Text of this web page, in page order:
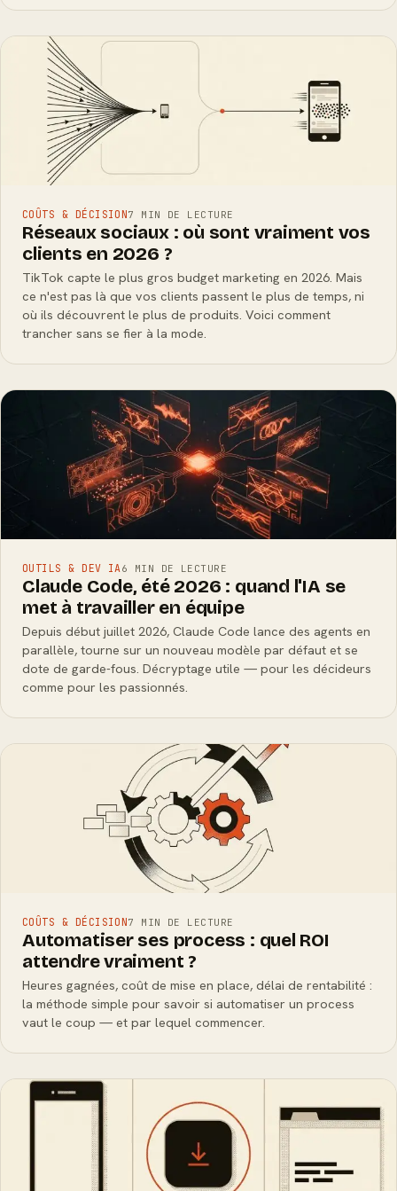
COÛTS & DÉCISION7 MIN DE LECTURE
Réseaux sociaux : où sont vraiment vos
clients en 2026 ?
TikTok capte le plus gros budget marketing en 2026. Mais
ce n'est pas là que vos clients passent le plus de temps, ni
où ils découvrent le plus de produits. Voici comment
trancher sans se fier à la mode.
OUTILS & DEV IA6 MIN DE LECTURE
Claude Code, été 2026 : quand l'IA se
met à travailler en équipe
Depuis début juillet 2026, Claude Code lance des agents en
parallèle, tourne sur un nouveau modèle par défaut et se
dote de garde-fous. Décryptage utile — pour les décideurs
comme pour les passionnés.
COÛTS & DÉCISION7 MIN DE LECTURE
Automatiser ses process : quel ROI
attendre vraiment ?
Heures gagnées, coût de mise en place, délai de rentabilité :
la méthode simple pour savoir si automatiser un process
vaut le coup — et par lequel commencer.